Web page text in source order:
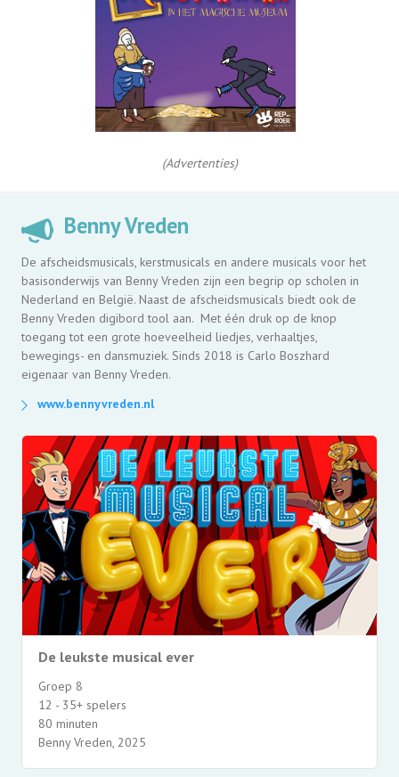
(Advertenties)
Benny Vreden
De afscheidsmusicals, kerstmusicals en andere musicals voor het
basisonderwijs van Benny Vreden zijn een begrip op scholen in
Nederland en België. Naast de afscheidsmusicals biedt ook de
Benny Vreden digibord tool aan. Met één druk op de knop
toegang tot een grote hoeveelheid liedjes, verhaaltjes,
bewegings- en dansmuziek. Sinds 2018 is Carlo Boszhard
eigenaar van Benny Vreden.
www.bennyvreden.nl
De leukste musical ever
Groep 8
12 - 35+ spelers
80 minuten
Benny Vreden, 2025